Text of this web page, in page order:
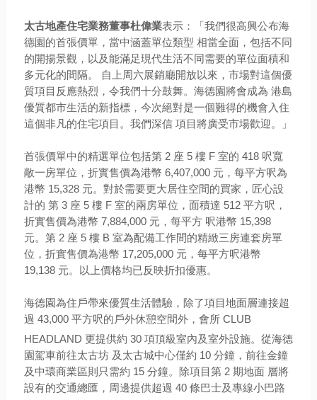
太古地產住宅業務董事杜偉業表示：「我們很高興公布海
德園的首張價單，當中涵蓋單位類型 相當全面，包括不同
的開揚景觀，以及能滿足現代生活不同需要的單位面積和
多元化的間隔。 自上周六展銷廳開放以來，市場對這個優
質項目反應熱烈，令我們十分鼓舞。海德園將會成為 港島
優質都市生活的新指標，今次絕對是一個難得的機會入住
這個非凡的住宅項目。我們深信 項目將廣受市場歡迎。」
首張價單中的精選單位包括第 2 座 5 樓 F 室的 418 呎寬
敞一房單位，折實售價為港幣 6,407,000 元 ，每平方呎為
港幣 15,328 元。對於需要更大居住空間的買家，匠心設
計的 第 3 座 5 樓 F 室的兩房單位，面積達 512 平方呎 ，
折實售價為港幣 7,884,000 元 ，每平方 呎港幣 15,398
元。第 2 座 5 樓 B 室為配備工作間的精緻三房連套房單
位，折實售價為港幣 17,205,000 元 ，每平方呎港幣
19,138 元。以上價格均已反映折扣優惠。
海德園為住戶帶來優質生活體驗，除了項目地面層連接超
過 43,000 平方呎的戶外休憩空間外，會所 CLUB
HEADLAND 更提供約 30 項頂級室內及室外設施。從海德
園駕車前往太古坊 及太古城中心僅約 10 分鐘，前往金鐘
及中環商業區則只需約 15 分鐘。除項目第 2 期地面 層將
設有的交通總匯 ，周邊提供超過 40 條巴士及專線小巴路